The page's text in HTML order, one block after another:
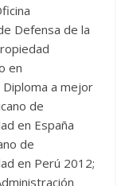
Defensa de la
en
a mejor
de
en España
de
en Perú 2012;